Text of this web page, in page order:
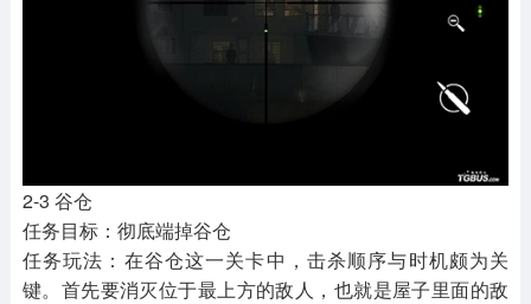
2-3 谷仓
任务目标：彻底端掉谷仓
任务玩法：在谷仓这一关卡中，击杀顺序与时机颇为关
键。首先要消灭位于最上方的敌人，也就是屋子里面的敌